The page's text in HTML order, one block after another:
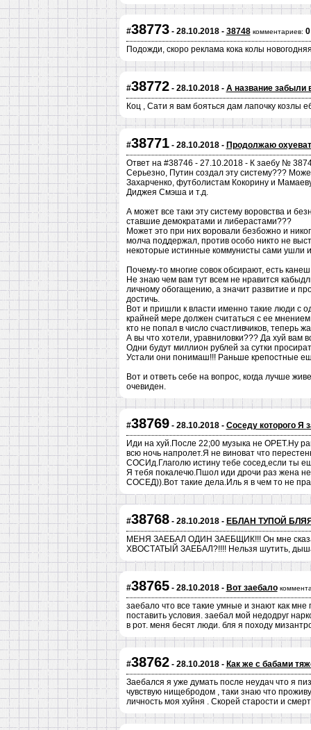
#38773- 28.10.2018 - 38748 комментариев: 0
Подожди, скоро реклама кока колы
#38772- 28.10.2018 - А название забыли
Коц , Сати я вам бояться дам лапочку козлы
#38771- 28.10.2018 - Продолжаю
Ответ на #38746 - 27.10.2018 - К заебу №
Серьезно, Путин создал эту систему???
Захарченко, футболистам Кокорину и
Диджея Смэша и т.д.
А может все таки эту систему воровства и
ставшие демократами и либерастами???
Может это при них воровали безбожно и
молча поддержал, против особо никто не
некоторые истинные коммунисты сами ушли
Почему-то многие совок обсирают, есть
Не знаю чем вам тут всем не нравится
личному обогащению, а значит развитие и
достичь.
Вот и пришли к власти именно такие люди с
крайней мере должен считаться с ее
кто не попал в число счастливчиков, теперь
А вы что хотели, уравниловки??? Да хуй вам
Одни будут миллион рублей за сутки
Устали они понимаш!!! Раньше крепостные
Вот и ответь себе на вопрос, когда лучше
очевиден.
#38769- 28.10.2018 - Соседу которого Я
Иди на хуй.После 22;00 музыка не ОРЕТ.Ну
всю ночь напролет.Я не виноват что
СОСИд.Глаголю истину тебе сосед,если ты
Я тебя покалечю.Пшол иди дрочи раз жена
СОСЕД)).Вот такие дела.Иль я в чем то не
#38768- 28.10.2018 - ЕБЛАН ТУПОЙ
МЕНЯ ЗАЕБАЛ ОДИН ЗАЕБЩИК!!! Он мне
ХВОСТАТЫЙ ЗАЕБАЛ?!!!! Нельзя шутить,
#38765- 28.10.2018 - Вот заебало
заебало что все такие умные и знают как
поставить условия. заебал мой недодруг
в рот. меня бесят люди. бля я походу
#38762- 28.10.2018 - Как же с бабами
Заебался я уже думать после неудач что я
чувствую нищебродом , таки знаю что
личность моя хуйня . Скорей старости и